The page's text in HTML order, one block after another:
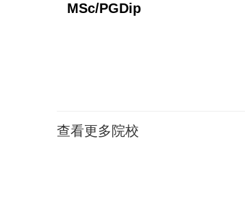
MSc/PGDip
查看更多院校